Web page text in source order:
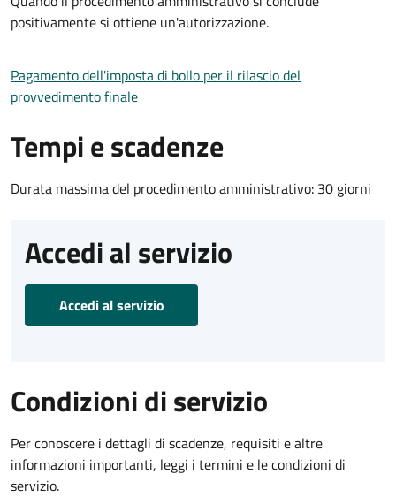
positivamente si ottiene un'autorizzazione.
Pagamento dell'imposta di bollo per il rilascio del
provvedimento finale
Tempi e scadenze
Durata massima del procedimento amministrativo: 30 giorni
Accedi al servizio
Accedi al servizio
Condizioni di servizio
Per conoscere i dettagli di scadenze, requisiti e altre
informazioni importanti, leggi i termini e le condizioni di
servizio.